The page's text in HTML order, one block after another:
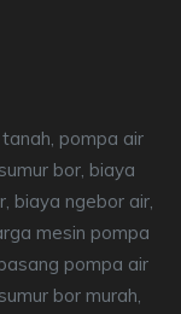
pompa air
bor, biaya
biaya ngebor air,
mesin pompa
pompa air
bor murah,